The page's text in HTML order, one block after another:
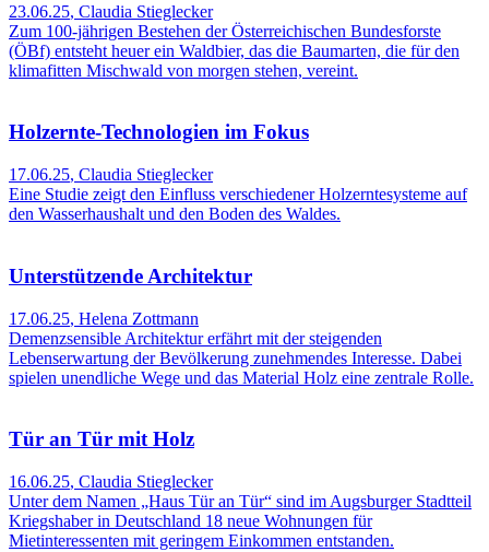
23.06.25, Claudia Stieglecker
Zum 100-jährigen Bestehen der Österreichischen Bundesforste
(ÖBf) entsteht heuer ein Waldbier, das die Baumarten, die für den
klimafitten Mischwald von morgen stehen, vereint.
Holzernte-Technologien im Fokus
17.06.25, Claudia Stieglecker
Eine Studie zeigt den Einfluss verschiedener Holzerntesysteme auf
den Wasserhaushalt und den Boden des Waldes.
Unterstützende Architektur
17.06.25, Helena Zottmann
Demenzsensible Architektur erfährt mit der steigenden
Lebenserwartung der Bevölkerung zunehmendes Interesse. Dabei
spielen unendliche Wege und das Material Holz eine zentrale Rolle.
Tür an Tür mit Holz
16.06.25, Claudia Stieglecker
Unter dem Namen „Haus Tür an Tür“ sind im Augsburger Stadtteil
Kriegshaber in Deutschland 18 neue Wohnungen für
Mietinteressenten mit geringem Einkommen entstanden.